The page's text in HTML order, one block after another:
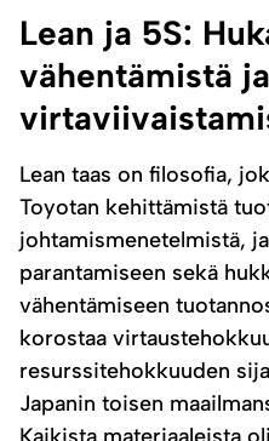
Lean ja 5S:
vähentämistä
Lean taas on filosofia,
Toyotan kehittämistä
johtamismenetelmistä,
parantamiseen sekä
vähentämiseen
korostaa
resurssitehokkuuden
Japanin toisen